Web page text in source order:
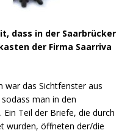
dass in der Saarbrücker
der Firma Saarriva
war das Sichtfenster aus
man in den
Ein Teil der Briefe, die durch
wurden, öffneten der/die